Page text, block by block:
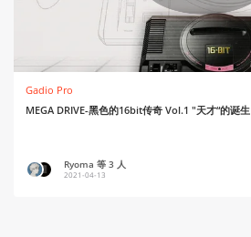
Gadio Pro
MEGA DRIVE-黑色的16bit传奇 Vol.1 "天才“的诞生
Ryoma 等 3 人
2021-04-13